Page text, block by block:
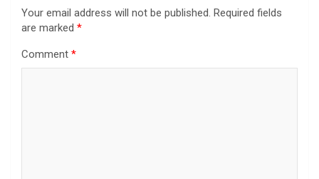
Your email address will not be published. Required fields
are marked *
Comment *